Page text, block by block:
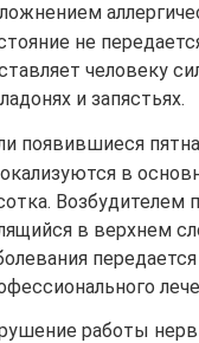
не
человеку
и запястьях.
появившиеся
в
Возбудителем
в верхнем
работы